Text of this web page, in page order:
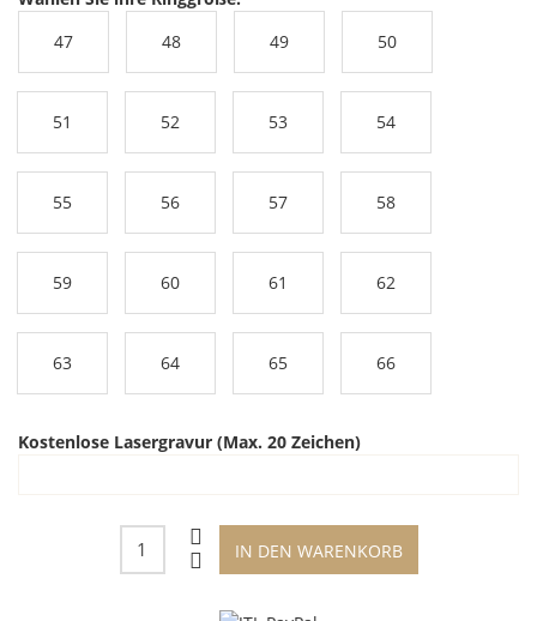
47
48 49 50
51 52 53 54
55 56 57 58
59 60 61 62
63 64 65 66
Kostenlose Lasergravur (Max. 20 Zeichen)
IN DEN WARENKORB